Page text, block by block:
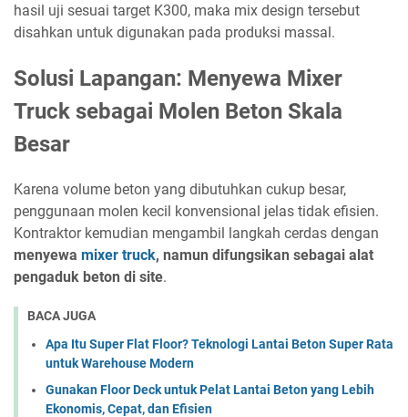
hasil uji sesuai target K300, maka mix design tersebut
disahkan untuk digunakan pada produksi massal.
Solusi Lapangan: Menyewa Mixer
Truck sebagai Molen Beton Skala
Besar
Karena volume beton yang dibutuhkan cukup besar,
penggunaan molen kecil konvensional jelas tidak efisien.
Kontraktor kemudian mengambil langkah cerdas dengan
menyewa mixer truck, namun difungsikan sebagai alat
pengaduk beton di site.
BACA JUGA
Apa Itu Super Flat Floor? Teknologi Lantai Beton Super Rata
untuk Warehouse Modern
Gunakan Floor Deck untuk Pelat Lantai Beton yang Lebih
Ekonomis, Cepat, dan Efisien